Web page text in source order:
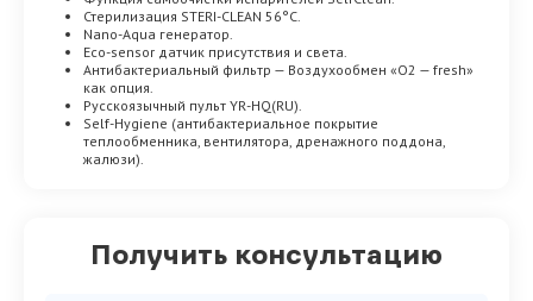
Получить консультацию
Стерилизация STERI-CLEAN 56°C.
Nano-Aqua генератор.
Eco-sensor датчик присутствия и света.
Антибактериальный фильтр — Воздухообмен «О2 — fresh»
как опция.
Русскоязычный пульт YR-HQ(RU).
Self-Hygiene (антибактериальное покрытие
теплообменника, вентилятора, дренажного поддона,
жалюзи).